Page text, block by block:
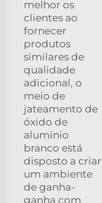
melhor os
clientes ao
fornecer
produtos
similares de
qualidade
adicional, o
meio de
jateamento de
óxido de
alumínio
branco está
disposto a criar
um ambiente
de ganha-
ganha com